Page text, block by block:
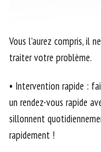
Vous l’aurez compris, il
traiter votre problème.
• Intervention rapide :
un rendez-vous rapide
sillonnent
rapidement !